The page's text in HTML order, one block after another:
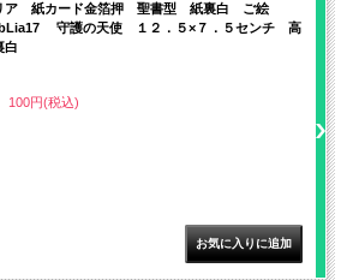
ア 紙カード金箔押 聖書型 紙裏白 ご絵
守護の天使 １２．５×７．５センチ 高
白
100円(税込)